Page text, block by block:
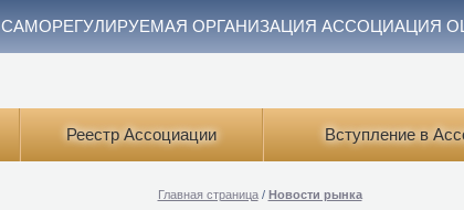
САМОРЕГУЛИРУЕМАЯ ОРГАНИЗАЦИЯ АССОЦИАЦИЯ
Реестр Ассоциации Вступление в
Главная страница / Новости рынка